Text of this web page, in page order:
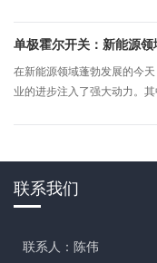
单极霍尔开关：新能源领
在新能源领域蓬勃发展的今
业的进步注入了强大动力。
联系我们
联系人：陈伟